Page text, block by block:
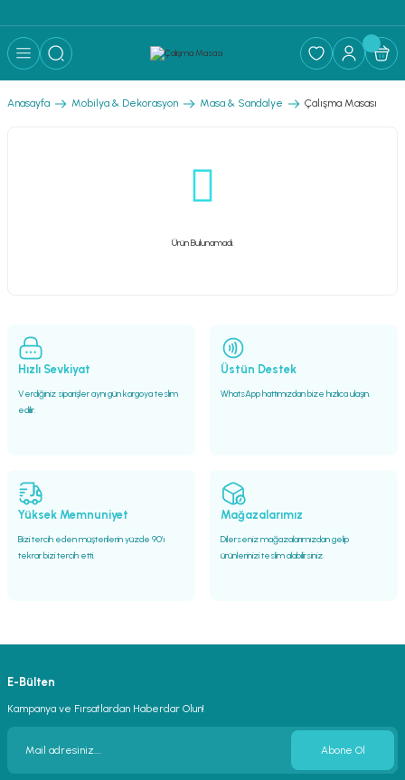
Anasayfa Mobilya & Dekorasyon Masa & Sandalye Çalışma Masası
Ürün Bulunamadı.
Hızlı Sevkiyat
Verdiğiniz siparişler aynı gün kargoya teslim
edilir.
Üstün Destek
WhatsApp hattımızdan bize hızlıca ulaşın.
Yüksek Memnuniyet
Bizi tercih eden müşterilerin yüzde 90’ı
tekrar bizi tercih etti.
Mağazalarımız
Dilerseniz mağazalarımızdan gelip
ürünlerinizi teslim alabilirsiniz.
E-Bülten
Kampanya ve Fırsatlardan Haberdar Olun!
Abone Ol